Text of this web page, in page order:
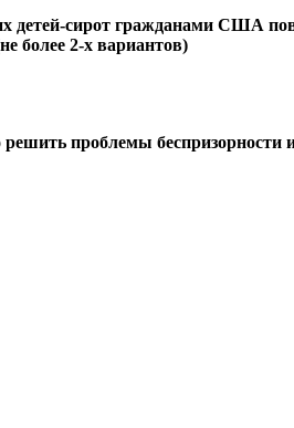
детей-сирот гражданами США
более 2-х вариантов)
проблемы беспризорности и